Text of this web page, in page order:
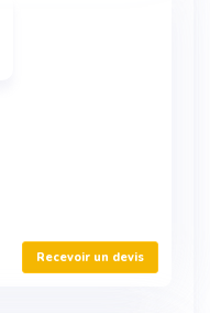
Recevoir un devis